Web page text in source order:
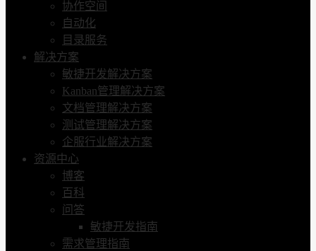
协作空间
自动化
目录服务
解决方案
敏捷开发解决方案
Kanban管理解决方案
文档管理解决方案
测试管理解决方案
企服行业解决方案
资源中心
博客
百科
问答
敏捷开发指南
需求管理指南